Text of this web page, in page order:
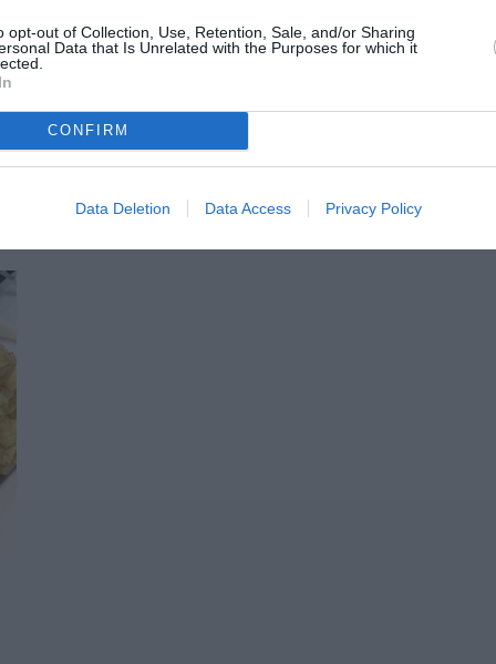
opt-out of Collection, Use, Retention, Sale, and/or Sharing
Data that Is Unrelated with the Purposes for which it
CONFIRM
Data Deletion Data Access Privacy Policy